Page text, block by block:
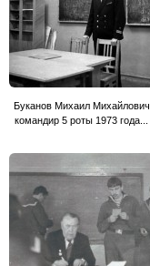
Буканов Михаил Михайлович
командир 5 роты 1973 года...